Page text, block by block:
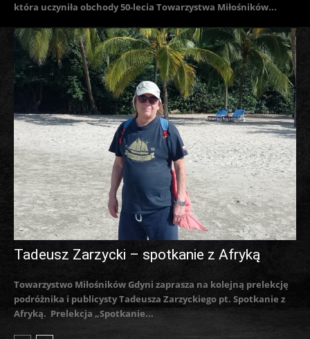
która uczyniła obchody 50-lecia Towarzystwa Miłośników...
Tadeusz Zarzycki – spotkanie z Afryką
Towarzystwo Miłośników Gdyni zaprasza na kolejną prelekcję
podróżnika i publicysty Tadeusza Zarzyckiego pt. Spotkanie z
Afryką. Prelekcja „Spotkanie...